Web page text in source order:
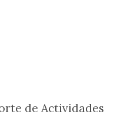
de Actividades